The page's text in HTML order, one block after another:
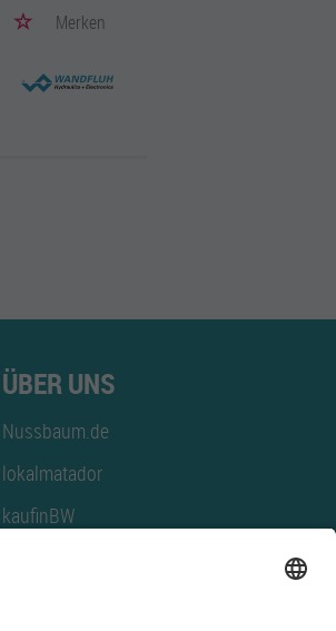
Merken
ÜBER UNS
Nussbaum.de
lokalmatador
kaufinBW